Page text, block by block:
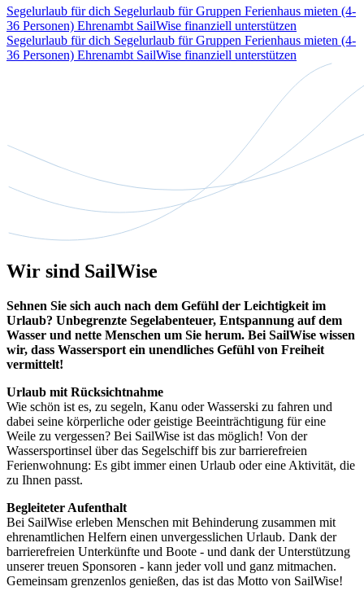
Segelurlaub für dich Segelurlaub für Gruppen Ferienhaus mieten (4-
36 Personen) Ehrenambt SailWise finanziell unterstützen
Segelurlaub für dich Segelurlaub für Gruppen Ferienhaus mieten (4-
36 Personen) Ehrenambt SailWise finanziell unterstützen
Wir sind SailWise
Sehnen Sie sich auch nach dem Gefühl der Leichtigkeit im
Urlaub? Unbegrenzte Segelabenteuer, Entspannung auf dem
Wasser und nette Menschen um Sie herum. Bei SailWise wissen
wir, dass Wassersport ein unendliches Gefühl von Freiheit
vermittelt!
Urlaub mit Rücksichtnahme
Wie schön ist es, zu segeln, Kanu oder Wasserski zu fahren und
dabei seine körperliche oder geistige Beeinträchtigung für eine
Weile zu vergessen? Bei SailWise ist das möglich! Von der
Wassersportinsel über das Segelschiff bis zur barrierefreien
Ferienwohnung: Es gibt immer einen Urlaub oder eine Aktivität, die
zu Ihnen passt.
Begleiteter Aufenthalt
Bei SailWise erleben Menschen mit Behinderung zusammen mit
ehrenamtlichen Helfern einen unvergesslichen Urlaub. Dank der
barrierefreien Unterkünfte und Boote - und dank der Unterstützung
unserer treuen Sponsoren - kann jeder voll und ganz mitmachen.
Gemeinsam grenzenlos genießen, das ist das Motto von SailWise!